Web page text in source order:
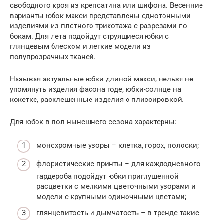
свободного кроя из крепсатина или шифона. Весенние
варианты юбок макси представлены однотонными
изделиями из плотного трикотажа с разрезами по
бокам. Для лета подойдут струящиеся юбки с
глянцевым блеском и легкие модели из
полупрозрачных тканей.
Называя актуальные юбки длиной макси, нельзя не
упомянуть изделия фасона годе, юбки-солнце на
кокетке, расклешенные изделия с плиссировкой.
Для юбок в пол нынешнего сезона характерны:
монохромные узоры – клетка, горох, полоски;
флористические принты – для каждодневного
гардероба подойдут юбки приглушенной
расцветки с мелкими цветочными узорами и
модели с крупными одиночными цветами;
глянцевитость и дымчатость – в тренде такие